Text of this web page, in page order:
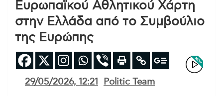
Ευρωπαϊκού Αθλητικού Χάρτη
στην Ελλάδα από το Συμβούλιο
της Ευρώπης
29/05/2026, 12:21 Politic Team